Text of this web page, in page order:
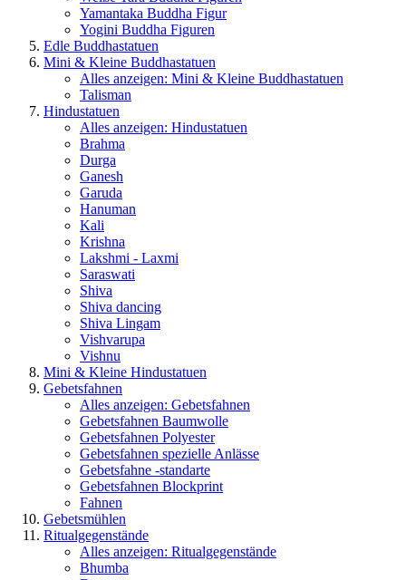
Yamantaka Buddha Figur
Yogini Buddha Figuren
Edle Buddhastatuen
Mini & Kleine Buddhastatuen
Alles anzeigen: Mini & Kleine Buddhastatuen
Talisman
Hindustatuen
Alles anzeigen: Hindustatuen
Brahma
Durga
Ganesh
Garuda
Hanuman
Kali
Krishna
Lakshmi - Laxmi
Saraswati
Shiva
Shiva dancing
Shiva Lingam
Vishvarupa
Vishnu
Mini & Kleine Hindustatuen
Gebetsfahnen
Alles anzeigen: Gebetsfahnen
Gebetsfahnen Baumwolle
Gebetsfahnen Polyester
Gebetsfahnen spezielle Anlässe
Gebetsfahne -standarte
Gebetsfahnen Blockprint
Fahnen
Gebetsmühlen
Ritualgegenstände
Alles anzeigen: Ritualgegenstände
Bhumba